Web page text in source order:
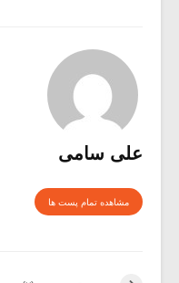
علی سامی
مشاهده تمام پست ها